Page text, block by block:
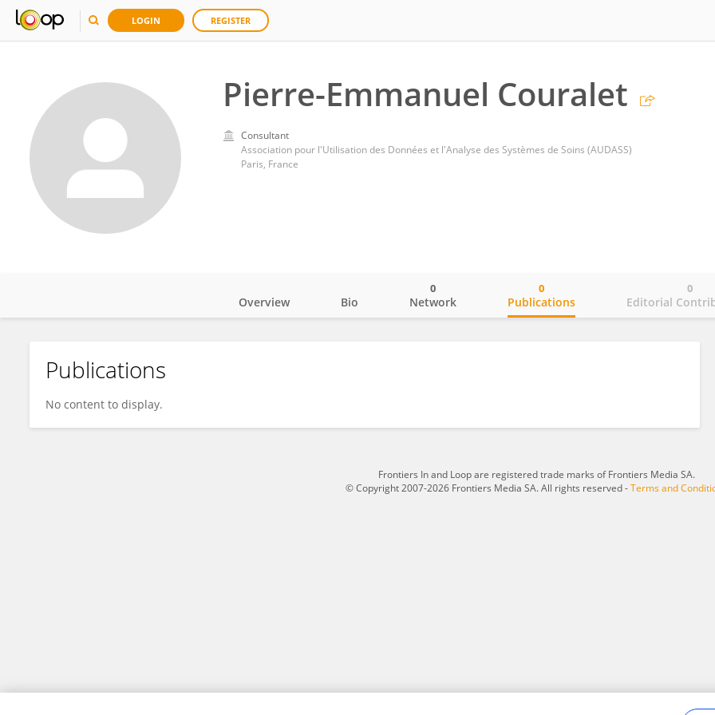
LOGIN REGISTER
Pierre-Emmanuel Couralet
Consultant
Association pour l'Utilisation des Données et l'Analyse des Systèmes de Soins (AUDASS)
Paris, France
Pierre-Emmanuel Couralet
Overview Bio Network
0
Publications
0
Editorial
0
Publications
No content to display.
Frontiers In and Loop are registered trade marks of Frontiers Media SA.
© Copyright 2007-2026 Frontiers Media SA. All rights reserved -Terms and